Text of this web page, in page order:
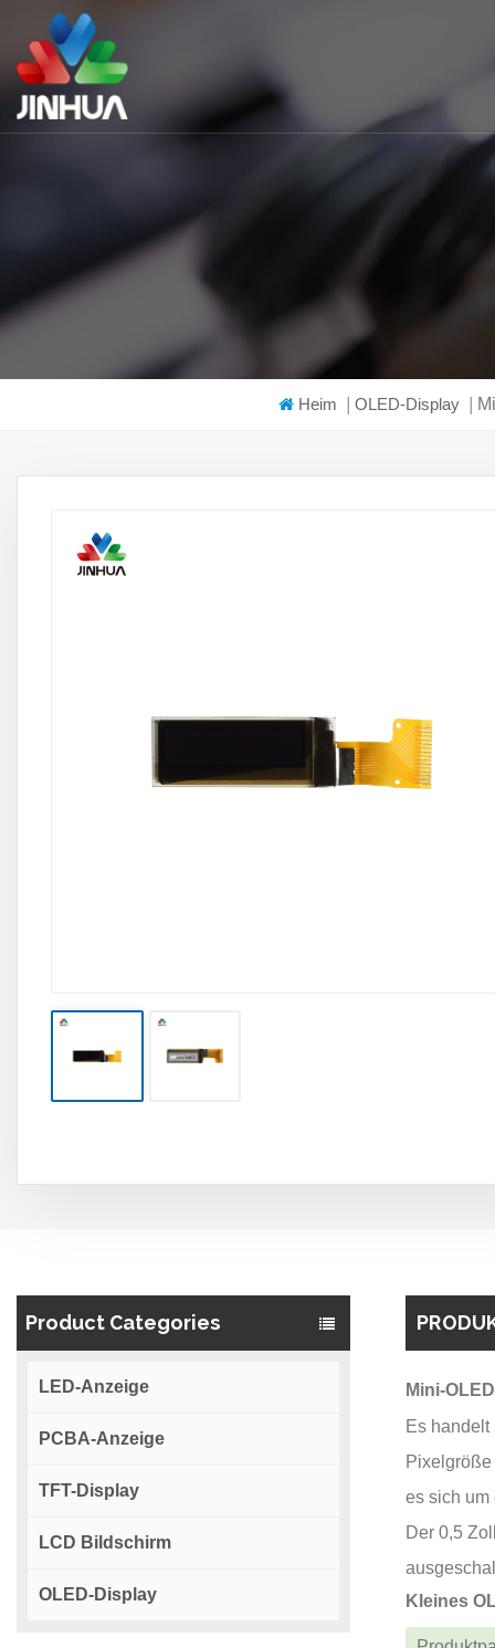
Heim OLED-Display
Product Categories
LED-Anzeige
PCBA-Anzeige
TFT-Display
LCD Bildschirm
OLED-Display
Mini-
Es
es sich um
Der 0,5
Kleines